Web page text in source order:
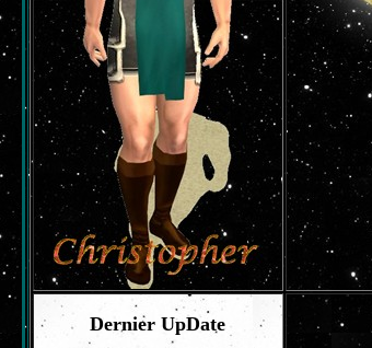
Dernier UpDate